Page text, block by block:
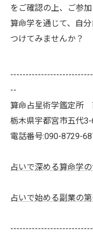
をご確認の上、ご参加
算命学を通じて、自
つけてみませんか？
--
算命占星術学鑑定所
栃木県宇都宮市五代
電話番号:090-8729-
占いで深める算命学
占いで始める副業の